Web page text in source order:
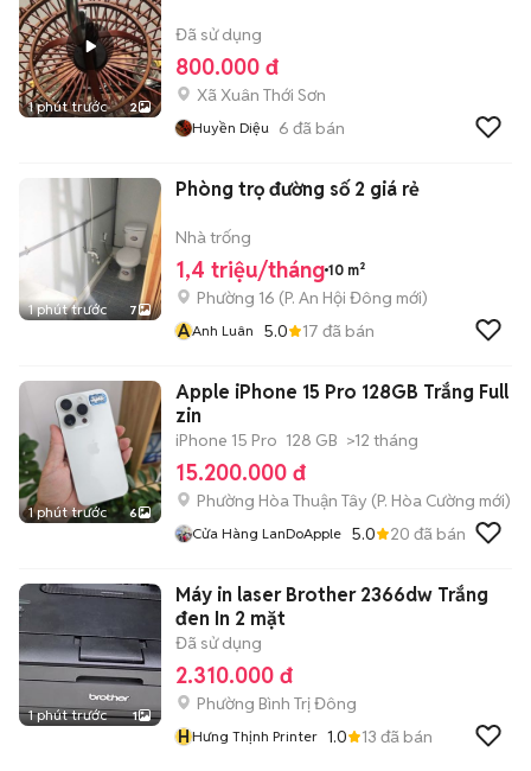
1 phút trước 2
Đã sử dụng
800.000 đ
Xã Xuân Thới Sơn
Huyền Diệu 6 đã bán
1 phút trước 7
Phòng trọ đường số 2 giá rẻ
Nhà trống
1,4 triệu/tháng 10 m²
Phường 16 (P. An Hội Đông mới)
AAnh Luân 5.0 17 đã bán
1 phút trước 6
Apple iPhone 15 Pro 128GB Trắng Full
zin
iPhone 15 Pro 128 GB >12 tháng
15.200.000 đ
Phường Hòa Thuận Tây (P. Hòa Cường mới)
Cửa Hàng LanDoApple 5.0 20 đã bán
1 phút trước 1
Máy in laser Brother 2366dw Trắng
đen In 2 mặt
Đã sử dụng
2.310.000 đ
Phường Bình Trị Đông
HHưng Thịnh Printer 1.0 13 đã bán